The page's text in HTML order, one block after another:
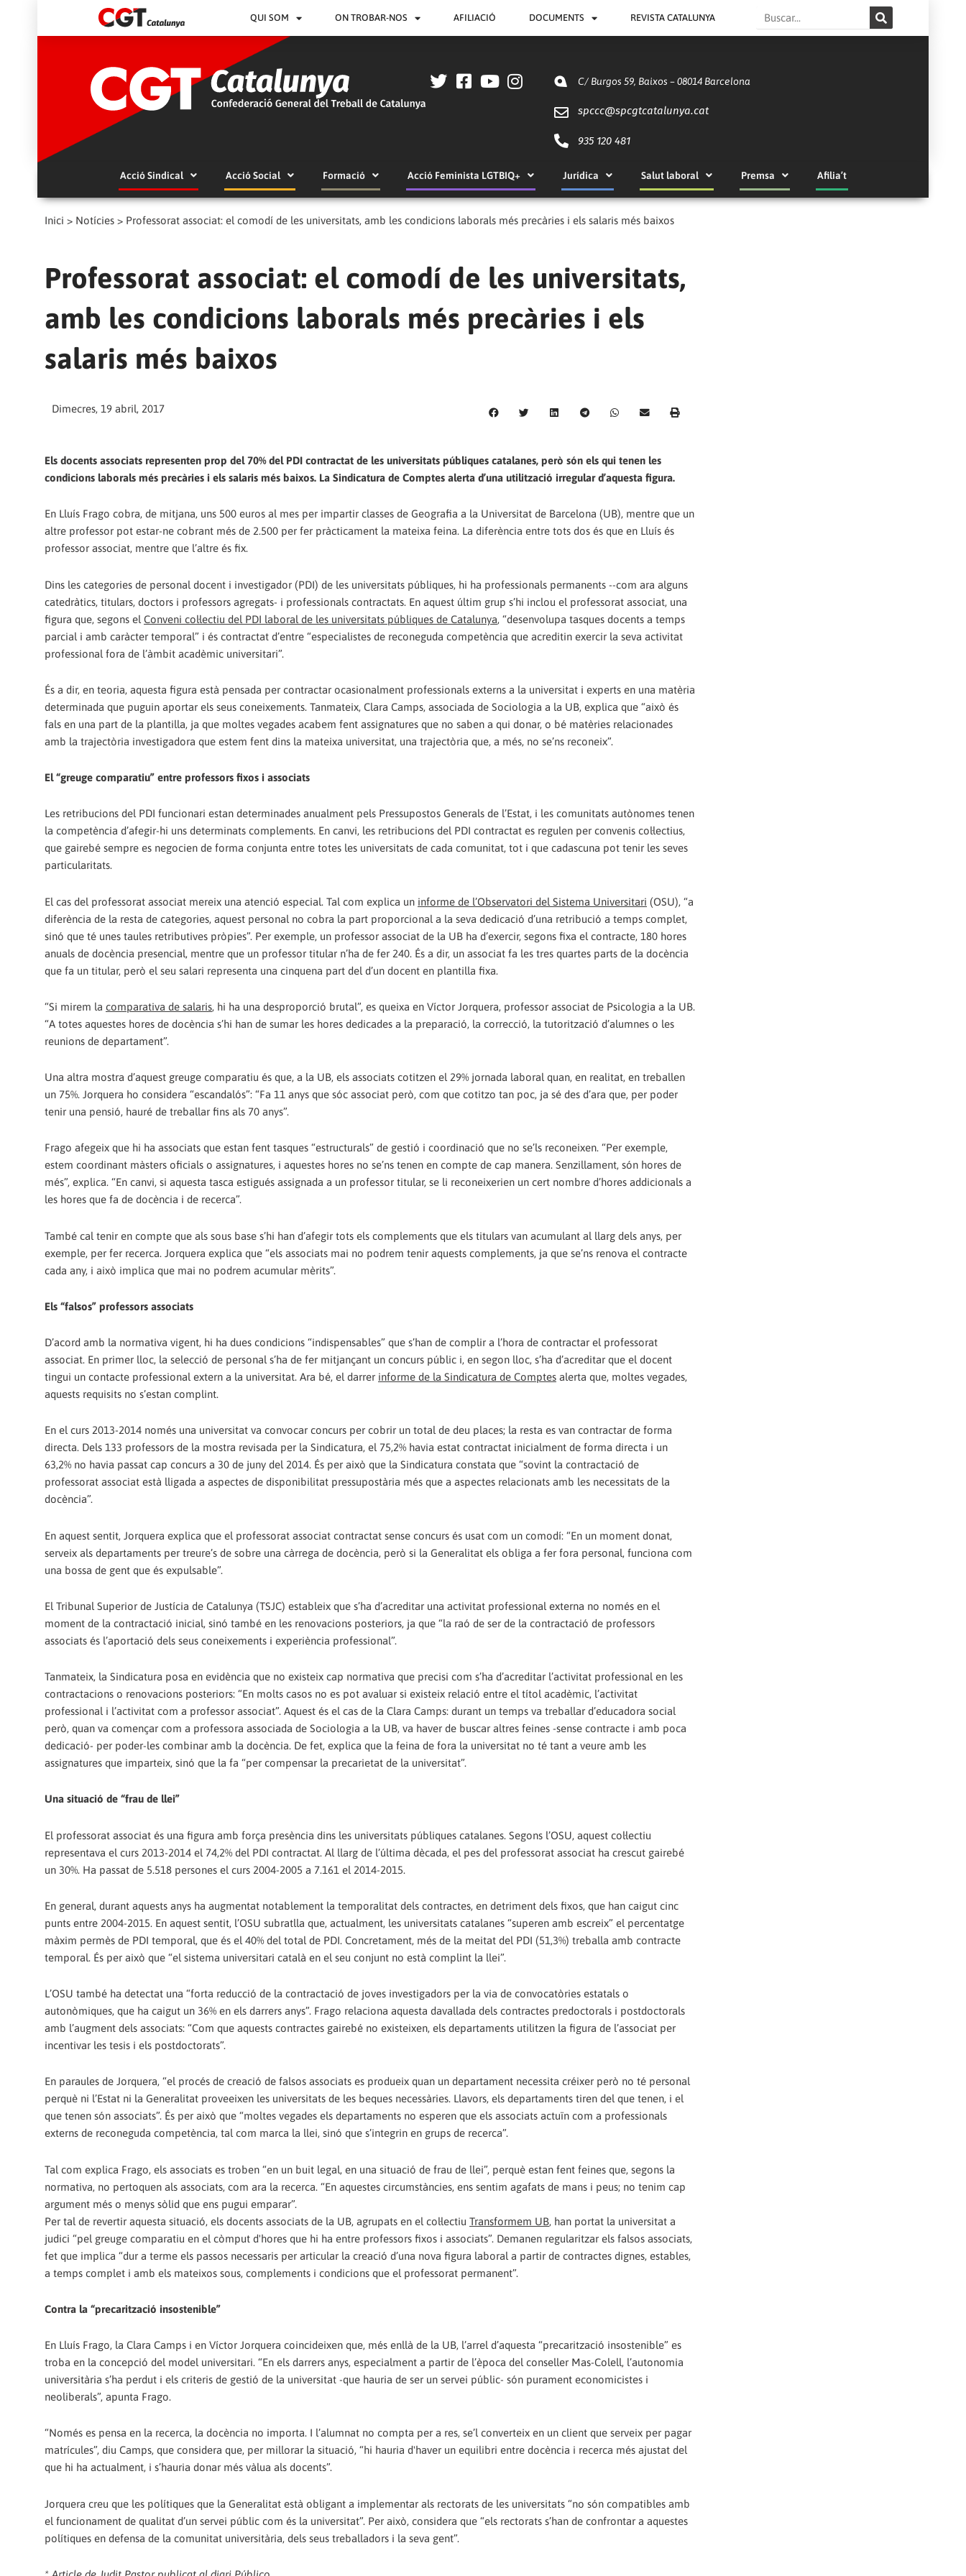
QUI SOM ON TROBAR-NOS AFILIACIÓ DOCUMENTS REVISTA CATALUNYA Search
C/ Burgos 59, Baixos – 08014 Barcelona
spccc@spcgtcatalunya.cat
935 120 481
Acció Sindical Acció Social Formació Acció Feminista LGTBIQ+ Jurídica Salut laboral Premsa Afilia’t
Inici > Notícies > Professorat associat: el comodí de les universitats, amb les condicions laborals més precàries i els salaris més baixos
Professorat associat: el comodí de les universitats,
amb les condicions laborals més precàries i els
salaris més baixos
Dimecres, 19 abril, 2017
Els docents associats representen prop del 70% del PDI contractat de les universitats públiques catalanes, però són els qui tenen les
condicions laborals més precàries i els salaris més baixos. La Sindicatura de Comptes alerta d’una utilització irregular d’aquesta figura.
En Lluís Frago cobra, de mitjana, uns 500 euros al mes per impartir classes de Geografia a la Universitat de Barcelona (UB), mentre que un
altre professor pot estar-ne cobrant més de 2.500 per fer pràcticament la mateixa feina. La diferència entre tots dos és que en Lluís és
professor associat, mentre que l’altre és fix.
Dins les categories de personal docent i investigador (PDI) de les universitats públiques, hi ha professionals permanents --com ara alguns
catedràtics, titulars, doctors i professors agregats- i professionals contractats. En aquest últim grup s’hi inclou el professorat associat, una
figura que, segons el Conveni col·lectiu del PDI laboral de les universitats públiques de Catalunya, “desenvolupa tasques docents a temps
parcial i amb caràcter temporal” i és contractat d’entre “especialistes de reconeguda competència que acreditin exercir la seva activitat
professional fora de l’àmbit acadèmic universitari”.
És a dir, en teoria, aquesta figura està pensada per contractar ocasionalment professionals externs a la universitat i experts en una matèria
determinada que puguin aportar els seus coneixements. Tanmateix, Clara Camps, associada de Sociologia a la UB, explica que “això és
fals en una part de la plantilla, ja que moltes vegades acabem fent assignatures que no saben a qui donar, o bé matèries relacionades
amb la trajectòria investigadora que estem fent dins la mateixa universitat, una trajectòria que, a més, no se’ns reconeix”.
El “greuge comparatiu” entre professors fixos i associats
Les retribucions del PDI funcionari estan determinades anualment pels Pressupostos Generals de l’Estat, i les comunitats autònomes tenen
la competència d’afegir-hi uns determinats complements. En canvi, les retribucions del PDI contractat es regulen per convenis col·lectius,
que gairebé sempre es negocien de forma conjunta entre totes les universitats de cada comunitat, tot i que cadascuna pot tenir les seves
particularitats.
El cas del professorat associat mereix una atenció especial. Tal com explica un informe de l’Observatori del Sistema Universitari (OSU), “a
diferència de la resta de categories, aquest personal no cobra la part proporcional a la seva dedicació d’una retribució a temps complet,
sinó que té unes taules retributives pròpies”. Per exemple, un professor associat de la UB ha d’exercir, segons fixa el contracte, 180 hores
anuals de docència presencial, mentre que un professor titular n’ha de fer 240. És a dir, un associat fa les tres quartes parts de la docència
que fa un titular, però el seu salari representa una cinquena part del d’un docent en plantilla fixa.
“Si mirem la comparativa de salaris, hi ha una desproporció brutal”, es queixa en Víctor Jorquera, professor associat de Psicologia a la UB.
“A totes aquestes hores de docència s’hi han de sumar les hores dedicades a la preparació, la correcció, la tutorització d’alumnes o les
reunions de departament”.
Una altra mostra d’aquest greuge comparatiu és que, a la UB, els associats cotitzen el 29% jornada laboral quan, en realitat, en treballen
un 75%. Jorquera ho considera “escandalós”: “Fa 11 anys que sóc associat però, com que cotitzo tan poc, ja sé des d’ara que, per poder
tenir una pensió, hauré de treballar fins als 70 anys”.
Frago afegeix que hi ha associats que estan fent tasques “estructurals” de gestió i coordinació que no se’ls reconeixen. “Per exemple,
estem coordinant màsters oficials o assignatures, i aquestes hores no se’ns tenen en compte de cap manera. Senzillament, són hores de
més”, explica. “En canvi, si aquesta tasca estigués assignada a un professor titular, se li reconeixerien un cert nombre d’hores addicionals a
les hores que fa de docència i de recerca”.
També cal tenir en compte que als sous base s’hi han d’afegir tots els complements que els titulars van acumulant al llarg dels anys, per
exemple, per fer recerca. Jorquera explica que “els associats mai no podrem tenir aquests complements, ja que se’ns renova el contracte
cada any, i això implica que mai no podrem acumular mèrits”.
Els “falsos” professors associats
D’acord amb la normativa vigent, hi ha dues condicions “indispensables” que s’han de complir a l’hora de contractar el professorat
associat. En primer lloc, la selecció de personal s’ha de fer mitjançant un concurs públic i, en segon lloc, s’ha d’acreditar que el docent
tingui un contacte professional extern a la universitat. Ara bé, el darrer informe de la Sindicatura de Comptes alerta que, moltes vegades,
aquests requisits no s’estan complint.
En el curs 2013-2014 només una universitat va convocar concurs per cobrir un total de deu places; la resta es van contractar de forma
directa. Dels 133 professors de la mostra revisada per la Sindicatura, el 75,2% havia estat contractat inicialment de forma directa i un
63,2% no havia passat cap concurs a 30 de juny del 2014. És per això que la Sindicatura constata que “sovint la contractació de
professorat associat està lligada a aspectes de disponibilitat pressupostària més que a aspectes relacionats amb les necessitats de la
docència”.
En aquest sentit, Jorquera explica que el professorat associat contractat sense concurs és usat com un comodí: “En un moment donat,
serveix als departaments per treure’s de sobre una càrrega de docència, però si la Generalitat els obliga a fer fora personal, funciona com
una bossa de gent que és expulsable”.
El Tribunal Superior de Justícia de Catalunya (TSJC) estableix que s’ha d’acreditar una activitat professional externa no només en el
moment de la contractació inicial, sinó també en les renovacions posteriors, ja que “la raó de ser de la contractació de professors
associats és l’aportació dels seus coneixements i experiència professional”.
Tanmateix, la Sindicatura posa en evidència que no existeix cap normativa que precisi com s’ha d’acreditar l’activitat professional en les
contractacions o renovacions posteriors: “En molts casos no es pot avaluar si existeix relació entre el títol acadèmic, l’activitat
professional i l’activitat com a professor associat”. Aquest és el cas de la Clara Camps: durant un temps va treballar d’educadora social
però, quan va començar com a professora associada de Sociologia a la UB, va haver de buscar altres feines -sense contracte i amb poca
dedicació- per poder-les combinar amb la docència. De fet, explica que la feina de fora la universitat no té tant a veure amb les
assignatures que imparteix, sinó que la fa “per compensar la precarietat de la universitat”.
Una situació de “frau de llei”
El professorat associat és una figura amb força presència dins les universitats públiques catalanes. Segons l’OSU, aquest col·lectiu
representava el curs 2013-2014 el 74,2% del PDI contractat. Al llarg de l’última dècada, el pes del professorat associat ha crescut gairebé
un 30%. Ha passat de 5.518 persones el curs 2004-2005 a 7.161 el 2014-2015.
En general, durant aquests anys ha augmentat notablement la temporalitat dels contractes, en detriment dels fixos, que han caigut cinc
punts entre 2004-2015. En aquest sentit, l’OSU subratlla que, actualment, les universitats catalanes “superen amb escreix” el percentatge
màxim permès de PDI temporal, que és el 40% del total de PDI. Concretament, més de la meitat del PDI (51,3%) treballa amb contracte
temporal. És per això que “el sistema universitari català en el seu conjunt no està complint la llei”.
L’OSU també ha detectat una “forta reducció de la contractació de joves investigadors per la via de convocatòries estatals o
autonòmiques, que ha caigut un 36% en els darrers anys”. Frago relaciona aquesta davallada dels contractes predoctorals i postdoctorals
amb l’augment dels associats: “Com que aquests contractes gairebé no existeixen, els departaments utilitzen la figura de l’associat per
incentivar les tesis i els postdoctorats”.
En paraules de Jorquera, “el procés de creació de falsos associats es produeix quan un departament necessita créixer però no té personal
perquè ni l’Estat ni la Generalitat proveeixen les universitats de les beques necessàries. Llavors, els departaments tiren del que tenen, i el
que tenen són associats”. És per això que “moltes vegades els departaments no esperen que els associats actuïn com a professionals
externs de reconeguda competència, tal com marca la llei, sinó que s’integrin en grups de recerca”.
Tal com explica Frago, els associats es troben “en un buit legal, en una situació de frau de llei”, perquè estan fent feines que, segons la
normativa, no pertoquen als associats, com ara la recerca. “En aquestes circumstàncies, ens sentim agafats de mans i peus; no tenim cap
argument més o menys sòlid que ens pugui emparar”.
Per tal de revertir aquesta situació, els docents associats de la UB, agrupats en el col·lectiu Transformem UB, han portat la universitat a
judici “pel greuge comparatiu en el còmput d'hores que hi ha entre professors fixos i associats”. Demanen regularitzar els falsos associats,
fet que implica “dur a terme els passos necessaris per articular la creació d’una nova figura laboral a partir de contractes dignes, estables,
a temps complet i amb els mateixos sous, complements i condicions que el professorat permanent”.
Contra la “precarització insostenible”
En Lluís Frago, la Clara Camps i en Víctor Jorquera coincideixen que, més enllà de la UB, l’arrel d’aquesta “precarització insostenible” es
troba en la concepció del model universitari. “En els darrers anys, especialment a partir de l’època del conseller Mas-Colell, l’autonomia
universitària s’ha perdut i els criteris de gestió de la universitat -que hauria de ser un servei públic- són purament economicistes i
neoliberals”, apunta Frago.
“Només es pensa en la recerca, la docència no importa. I l’alumnat no compta per a res, se’l converteix en un client que serveix per pagar
matrícules”, diu Camps, que considera que, per millorar la situació, “hi hauria d'haver un equilibri entre docència i recerca més ajustat del
que hi ha actualment, i s’hauria donar més vàlua als docents”.
Jorquera creu que les polítiques que la Generalitat està obligant a implementar als rectorats de les universitats “no són compatibles amb
el funcionament de qualitat d’un servei públic com és la universitat”. Per això, considera que “els rectorats s’han de confrontar a aquestes
polítiques en defensa de la comunitat universitària, dels seus treballadors i la seva gent”.